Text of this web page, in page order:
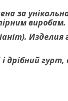
за
виробам.
Изделия
гурт,